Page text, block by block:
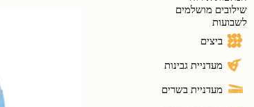
שילובים מושלמים
לשבועות
ביצים
מעדניית גבינות
מעדניית בשרים